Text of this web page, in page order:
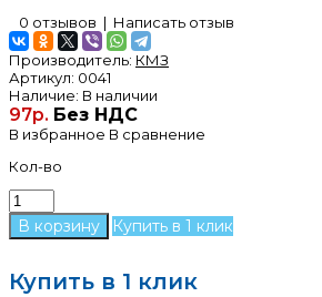
0 отзывов | Написать отзыв
Производитель: КМЗ
Артикул: 0041
Наличие: В наличии
97р. Без НДС
В избранное В сравнение
Кол-во
Купить в 1 клик
Купить в 1 клик